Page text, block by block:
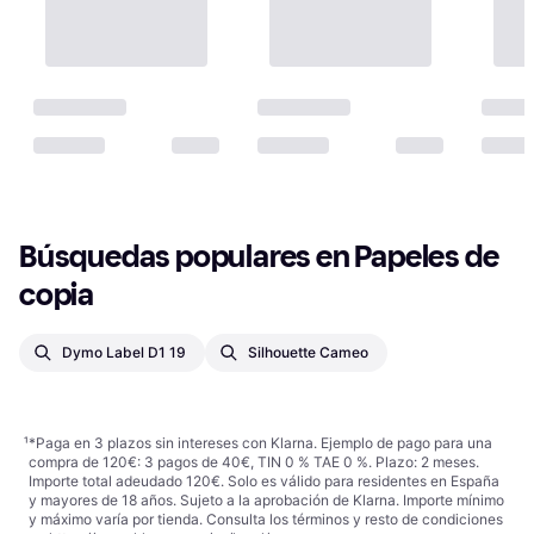
Búsquedas populares en Papeles de
copia
Dymo Label D1 19 Silhouette Cameo
¹*Paga en 3 plazos sin intereses con Klarna. Ejemplo de pago para una
compra de 120€: 3 pagos de 40€, TIN 0 % TAE 0 %. Plazo: 2 meses.
Importe total adeudado 120€. Solo es válido para residentes en España
y mayores de 18 años. Sujeto a la aprobación de Klarna. Importe mínimo
y máximo varía por tienda. Consulta los términos y resto de condiciones